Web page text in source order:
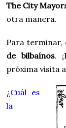
The City
otra manera.
Para terminar,
de bilbaínos.
próxima visita
¿Cuál es
la